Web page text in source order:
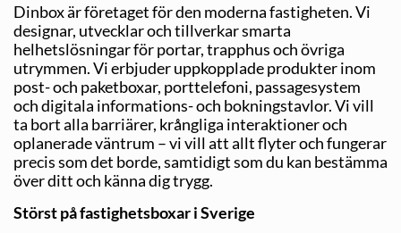
Dinbox är företaget för den moderna fastigheten. Vi
designar, utvecklar och tillverkar smarta
helhetslösningar för portar, trapphus och övriga
utrymmen. Vi erbjuder uppkopplade produkter inom
post- och paketboxar, porttelefoni, passagesystem
och digitala informations- och bokningstavlor. Vi vill
ta bort alla barriärer, krångliga interaktioner och
oplanerade väntrum – vi vill att allt flyter och fungerar
precis som det borde, samtidigt som du kan bestämma
över ditt och känna dig trygg.
Störst på fastighetsboxar i Sverige